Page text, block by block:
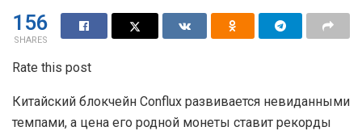
156
SHARES
Rate this post
Китайский блокчейн Conflux развивается невиданными
темпами, а цена его родной монеты ставит рекорды